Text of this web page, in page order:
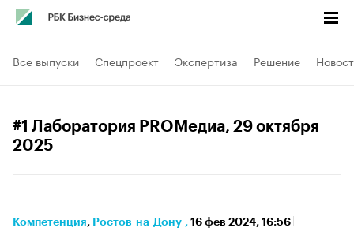
Все выпуски Спецпроект Экспертиза Решение
#1 Лаборатория PROМедиа, 29 октября
2025
Компетенция⁠, Ростов-на-Дону , 16 фев 2024, 16:56